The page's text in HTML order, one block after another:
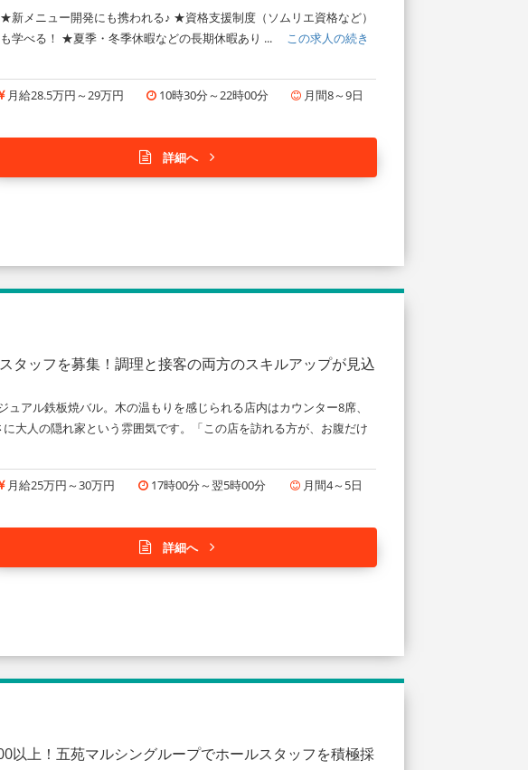
メニュー開発にも携われる♪ ★資格支援制度（ソムリエ資格など）
学べる！ ★夏季・冬季休暇などの長期休暇あり ... この求人の続き
月給28.5万円～29万円 10時30分～22時00分 月間8～9日
詳細へ
タッフを募集！調理と接客の両方のスキルアップが見込
アル鉄板焼バル。木の温もりを感じられる店内はカウンター8席、
大人の隠れ家という雰囲気です。「この店を訪れる方が、お腹だけ
月給25万円～30万円 17時00分～翌5時00分 月間4～5日
詳細へ
上！五苑マルシングループでホールスタッフを積極採